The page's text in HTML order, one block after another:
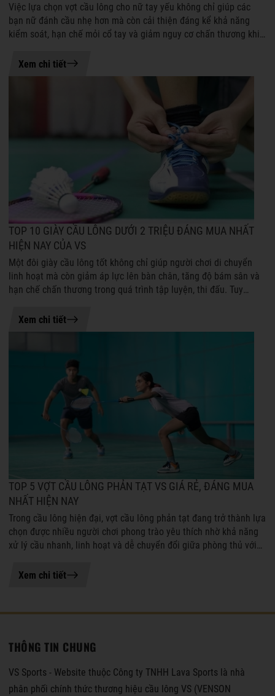
21-07-2026 08:50
Việc lựa chọn vợt cầu lông cho nữ tay yếu không chỉ giúp các
bạn nữ đánh cầu nhẹ hơn mà còn cải thiện đáng kể khả năng
kiểm soát, hạn chế mỏi cổ tay và giảm nguy cơ chấn thương khi
Xem chi tiết
20-07-2026 15:49
TOP 10 GIÀY CẦU LÔNG DƯỚI 2 TRIỆU ĐÁNG MUA NHẤT
HIỆN NAY CỦA VS
Một đôi giày cầu lông tốt không chỉ giúp người chơi di chuyển
linh hoạt mà còn giảm áp lực lên bàn chân, tăng độ bám sân và
hạn chế chấn thương trong quá trình tập luyện, thi đấu. Tuy
Xem chi tiết
21-07-2026 11:04
TOP 5 VỢT CẦU LÔNG PHẢN TẠT VS GIÁ RẺ, ĐÁNG MUA
NHẤT HIỆN NAY
Trong cầu lông hiện đại, vợt cầu lông phản tạt đang trở thành lựa
chọn được nhiều người chơi phong trào yêu thích nhờ khả năng
xử lý cầu nhanh, linh hoạt và dễ chuyển đổi giữa phòng thủ với
Xem chi tiết
THÔNG TIN CHUNG
VS Sports - Website thuộc Công ty TNHH Lava Sports là nhà
phân phối chính thức thương hiệu cầu lông VS (VENSON